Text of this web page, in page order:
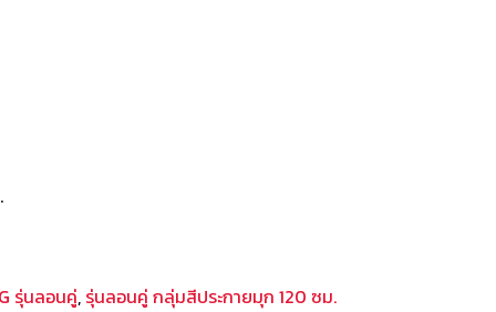
รุ่นลอนคู่, รุ่นลอนคู่ กลุ่มสีประกายมุก 120 ซม.